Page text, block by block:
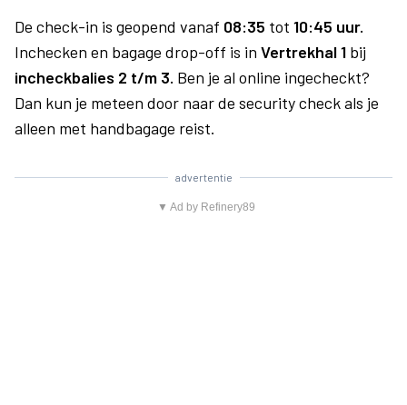
De check-in is geopend vanaf 08:35 tot 10:45 uur.
Inchecken en bagage drop-off is in Vertrekhal 1 bij
incheckbalies 2 t/m 3. Ben je al online ingecheckt?
Dan kun je meteen door naar de security check als je
alleen met handbagage reist.
advertentie
▼ Ad by Refinery89